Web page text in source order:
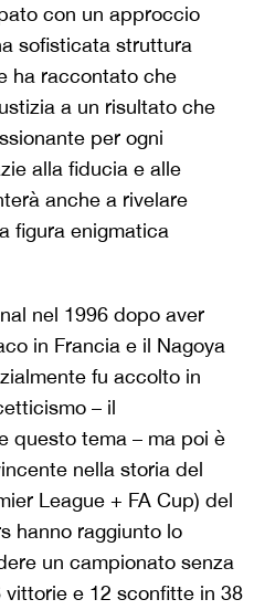
con un approccio
sofisticata struttura
ha raccontato che
a un risultato che
per ogni
alla fiducia e alle
anche a rivelare
figura enigmatica
nel 1996 dopo aver
in Francia e il Nagoya
fu accolto in
– il
questo tema – ma poi è
nella storia del
League + FA Cup) del
hanno raggiunto lo
un campionato senza
e 12 sconfitte in 38